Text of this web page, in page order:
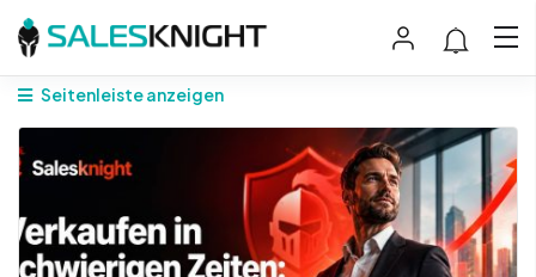
Seitenleiste anzeigen